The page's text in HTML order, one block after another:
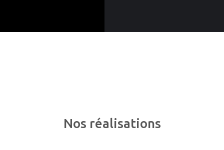
Nos réalisations